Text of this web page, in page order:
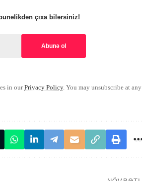
çıxa bilərsiniz!
in ourPrivacy Policy. You may unsubscribe at any